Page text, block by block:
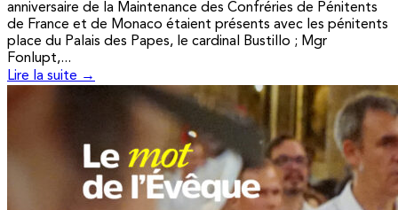
anniversaire de la Maintenance des Confréries de Pénitents
de France et de Monaco étaient présents avec les pénitents
place du Palais des Papes, le cardinal Bustillo ; Mgr
Fonlupt,...
Lire la suite →